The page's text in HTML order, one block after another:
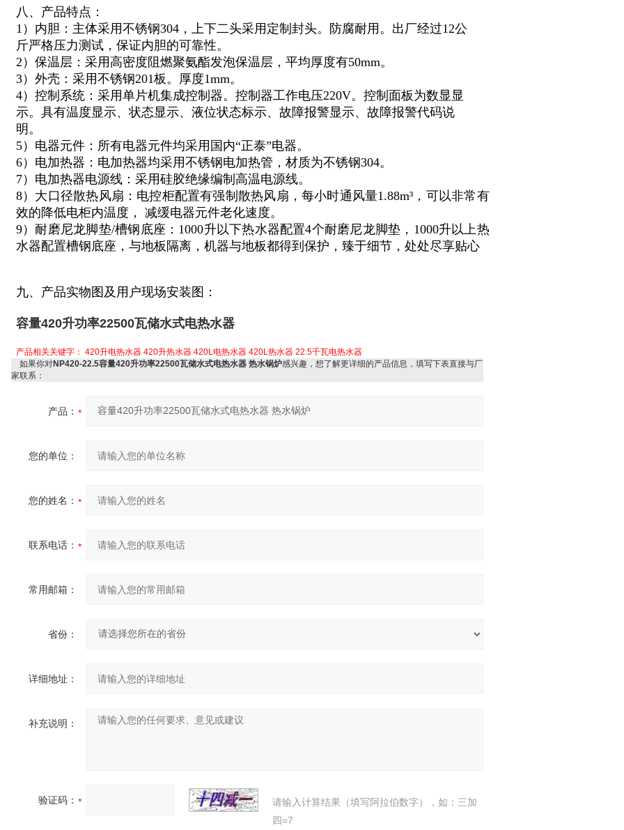
八、产品特点：
1）内胆：主体采用不锈钢304，上下二头采用定制封头。防腐耐用。出厂经过12公
斤严格压力测试，保证内胆的可靠性。
2）保温层：采用高密度阻燃聚氨酯发泡保温层，平均厚度有50mm。
3）外壳：采用不锈钢201板。厚度1mm。
4）控制系统：采用单片机集成控制器。控制器工作电压220V。控制面板为数显显
示。具有温度显示、状态显示、液位状态标示、故障报警显示、故障报警代码说
明。
5）电器元件：所有电器元件均采用国内“正泰”电器。
6）电加热器：电加热器均采用不锈钢电加热管，材质为不锈钢304。
7）电加热器电源线：采用硅胶绝缘编制高温电源线。
8）大口径散热风扇：电控柜配置有强制散热风扇，每小时通风量1.88m³，可以非常有
效的降低电柜内温度， 减缓电器元件老化速度。
9）耐磨尼龙脚垫/槽钢底座：1000升以下热水器配置4个耐磨尼龙脚垫，1000升以上热
水器配置槽钢底座，与地板隔离，机器与地板都得到保护，臻于细节，处处尽享贴心
九、产品实物图及用户现场安装图：
容量420升功率22500瓦储水式电热水器
产品相关关键字： 420升电热水器 420升热水器 420L电热水器 420L热水器 22.5千瓦电热水器
如果你对NP420-22.5容量420升功率22500瓦储水式电热水器 热水锅炉感兴趣，想了解更详细的产品信息，填写下表直接与厂
家联系：
产品：
您的单位：
您的姓名：
联系电话：
常用邮箱：
省份：
详细地址：
补充说明：
验证码：
请输入计算结果（填写阿拉伯数字），如：三加
四=7